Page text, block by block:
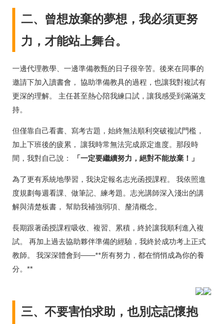
二、曾想放棄的夢想，我必須更努
力，才能站上舞台。
一邊代理教學、一邊準備教甄的日子很辛苦。後來在同事的
邀請下加入讀書會， 協助準備教具的過程，也讓我對複試有
更深的理解。 主任甚至熱心陪我練口試，讓我感受到滿滿支
持。
但僅靠自己看書、寫考古題，始終無法順利突破複試門檻，
加上下班後的疲累， 讓我時常無法完成原定進度。那段時
間，我對自己說：
「一定要繼續努力，絕對不能放棄！」
為了更有系統地學習，我決定報名志光函授課程。 我依照進
度規劃每週看課、做筆記、練考題。志光講師深入淺出的講
解與清楚板書， 幫助我補強弱項、釐清概念。
長期跟著函授課程吸收、複習、累積，終於讓我順利進入複
試。 再加上過去協助夥伴準備的經驗，我終於成功考上正式
教師。 我深深體會到——**所有努力，都在悄悄成為你的養
分。**
三、不要害怕求助，也別忘記懷抱